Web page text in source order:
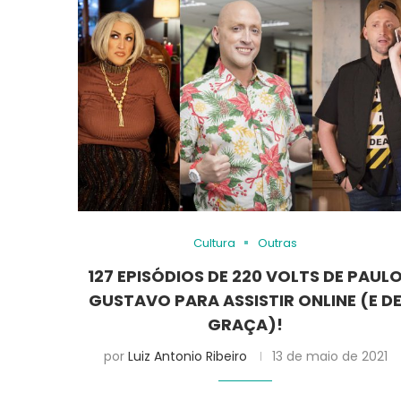
Cultura Outras
127 EPISÓDIOS DE 220 VOLTS DE
GUSTAVO PARA ASSISTIR ONLINE (E
GRAÇA)!
por Luiz Antonio Ribeiro 13 de maio de 2021